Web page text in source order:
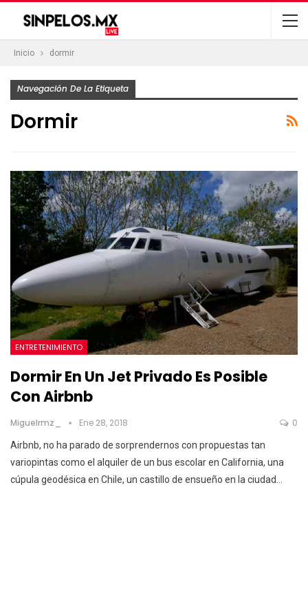
Inicio dormir
Navegación De La Etiqueta
Dormir
ENTRETENIMIENTO
Dormir En Un Jet Privado Es Posible
Con Airbnb
Miguelrmz_ Ene 28, 2018 0
Airbnb, no ha parado de sorprendernos con propuestas tan
variopintas como el alquiler de un bus escolar en California, una
cúpula geodésica en Chile, un castillo de ensueño en la ciudad…